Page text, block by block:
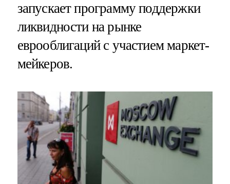
запускает программу поддержки
ликвидности на рынке
еврооблигаций с участием маркет-
мейкеров.